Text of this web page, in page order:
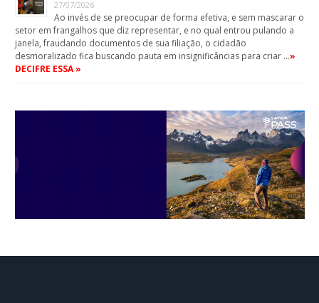
27/07/2026
Ao invés de se preocupar de forma efetiva, e sem mascarar o
setor em frangalhos que diz representar, e no qual entrou pulando a
janela, fraudando documentos de sua filiação, o cidadão
desmoralizado fica buscando pauta em insignificâncias para criar …»
DECIFRE ESSA »